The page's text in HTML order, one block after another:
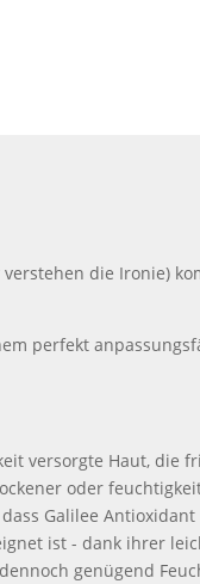
die Ironie)
perfekt
versorgte Haut, die
oder
Galilee
ist - dank ihrer
genügend